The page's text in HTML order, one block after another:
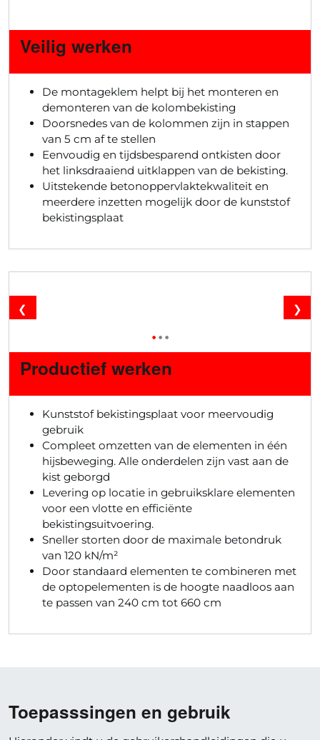
Veilig werken
De montageklem helpt bij het monteren en
demonteren van de kolombekisting
Doorsnedes van de kolommen zijn in stappen
van 5 cm af te stellen
Eenvoudig en tijdsbesparend ontkisten door
het linksdraaiend uitklappen van de bekisting.
Uitstekende betonoppervlaktekwaliteit en
meerdere inzetten mogelijk door de kunststof
bekistingsplaat
❮ ❯
•••
Productief werken
Kunststof bekistingsplaat voor meervoudig
gebruik
Compleet omzetten van de elementen in één
hijsbeweging. Alle onderdelen zijn vast aan de
kist geborgd
Levering op locatie in gebruiksklare elementen
voor een vlotte en efficiënte
bekistingsuitvoering.
Sneller storten door de maximale betondruk
van 120 kN/m²
Door standaard elementen te combineren met
de optopelementen is de hoogte naadloos aan
te passen van 240 cm tot 660 cm
Toepasssingen en gebruik